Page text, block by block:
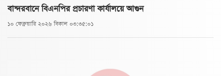
বান্দরবানে বিএনপির প্রচারণা কার্যালয়ে আগুন
১০ ফেব্রুয়ারি ২০২৬ বিকাল ০৩:৩৫:০১